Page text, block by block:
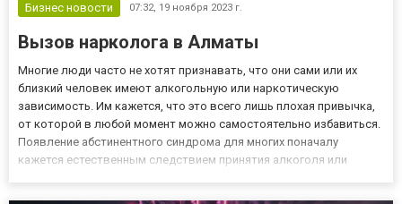
Бизнес новости 07:32, 19 ноября 2023 г.
Вызов нарколога в Алматы
Многие люди часто не хотят признавать, что они сами или их
близкий человек имеют алкогольную или наркотическую
зависимость. Им кажется, что это всего лишь плохая привычка,
от которой в любой момент можно самостоятельно избавиться.
Появление абстинентного синдрома для многих поначалу
кажется естественным следствием принятия алкоголя или